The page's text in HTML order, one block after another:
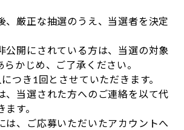
、厳正な抽選のうえ、当選者を決定
公開にされている方は、当選の対象
かじめ、ご了承ください。
つき1回とさせていただきます。
、当選された方へのご連絡を以て代
す。
は、ご応募いただいたアカウントへ